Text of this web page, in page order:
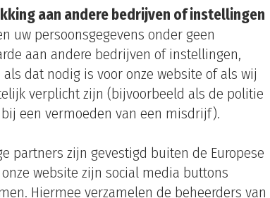
aan andere bedrijven of instellingen
uw persoonsgegevens onder geen
aan andere bedrijven of instellingen,
als dat nodig is voor onze website of als wij
verplicht zijn (bijvoorbeeld als de politie
een vermoeden van een misdrijf).
partners zijn gevestigd buiten de Europese
website zijn social media buttons
Hiermee verzamelen de beheerders van